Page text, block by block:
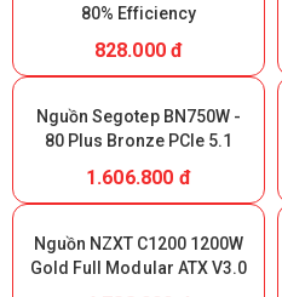
80% Efficiency
828.000 đ
Nguồn Segotep BN750W -
80 Plus Bronze PCIe 5.1
1.606.800 đ
Nguồn NZXT C1200 1200W
Gold Full Modular ATX V3.0